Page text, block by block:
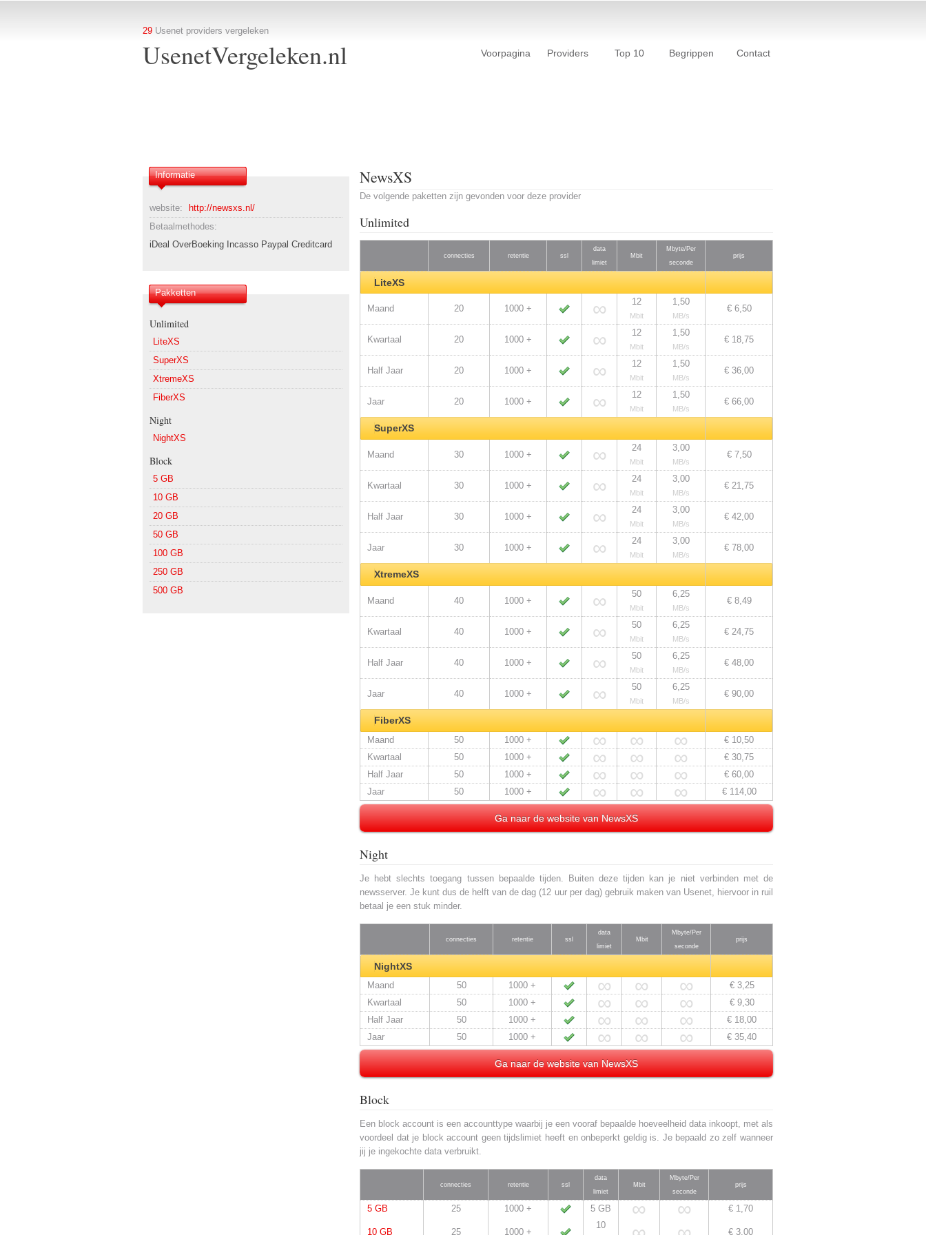
29 Usenet providers vergeleken
UsenetVergeleken.nl Voorpagina Providers Top 10 Begrippen Contact
Informatie
website:
http://newsxs.nl/
Betaalmethodes:
iDeal OverBoeking Incasso Paypal Creditcard
Pakketten
Unlimited
LiteXS
SuperXS
XtremeXS
FiberXS
Night
NightXS
Block
5 GB
10 GB
20 GB
50 GB
100 GB
250 GB
500 GB
NewsXS
De volgende paketten zijn gevonden voor deze provider
Unlimited
connecties retentie ssl
data
limiet
Mbit
Mbyte/Per
seconde
prijs
LiteXS
Maand 20 1000 + ∞ 12
Mbit
1,50
MB/s
€ 6,50
Kwartaal 20 1000 + ∞ 12
Mbit
1,50
MB/s
€ 18,75
Half Jaar 20 1000 + ∞ 12
Mbit
1,50
MB/s
€ 36,00
Jaar 20 1000 + ∞ 12
Mbit
1,50
MB/s
€ 66,00
SuperXS
Maand 30 1000 + ∞ 24
Mbit
3,00
MB/s
€ 7,50
Kwartaal 30 1000 + ∞ 24
Mbit
3,00
MB/s
€ 21,75
Half Jaar 30 1000 + ∞ 24
Mbit
3,00
MB/s
€ 42,00
Jaar 30 1000 + ∞ 24
Mbit
3,00
MB/s
€ 78,00
XtremeXS
Maand 40 1000 + ∞ 50
Mbit
6,25
MB/s
€ 8,49
Kwartaal 40 1000 + ∞ 50
Mbit
6,25
MB/s
€ 24,75
Half Jaar 40 1000 + ∞ 50
Mbit
6,25
MB/s
€ 48,00
Jaar 40 1000 + ∞ 50
Mbit
6,25
MB/s
€ 90,00
FiberXS
Maand 50 1000 + ∞ ∞ ∞
€ 10,50
Kwartaal
50 1000 + ∞ ∞ ∞
€ 30,75
Half Jaar
50 1000 + ∞ ∞ ∞
€ 60,00
Jaar
50 1000 + ∞ ∞ ∞ € 114,00
Ga naar de website van NewsXS
Night
Je hebt slechts toegang tussen bepaalde tijden. Buiten deze tijden kan je niet verbinden met de
newsserver. Je kunt dus de helft van de dag (12 uur per dag) gebruik maken van Usenet, hiervoor in ruil
betaal je een stuk minder.
connecties retentie ssl
data
limiet
Mbit
Mbyte/Per
seconde
prijs
NightXS
Maand 50 1000 + ∞ ∞ ∞
€ 3,25
Kwartaal
50 1000 + ∞ ∞ ∞
€ 9,30
Half Jaar
50 1000 + ∞ ∞ ∞
€ 18,00
Jaar
50 1000 + ∞ ∞ ∞ € 35,40
Ga naar de website van NewsXS
Block
Een block account is een accounttype waarbij je een vooraf bepaalde hoeveelheid data inkoopt, met als
voordeel dat je block account geen tijdslimiet heeft en onbeperkt geldig is. Je bepaald zo zelf wanneer
jij je ingekochte data verbruikt.
connecties retentie ssl
data
limiet
Mbit
Mbyte/Per
seconde
prijs
5 GB 25 1000 + 5 GB ∞ ∞ € 1,70
10 GB 25 1000 +
10
€ 3,00